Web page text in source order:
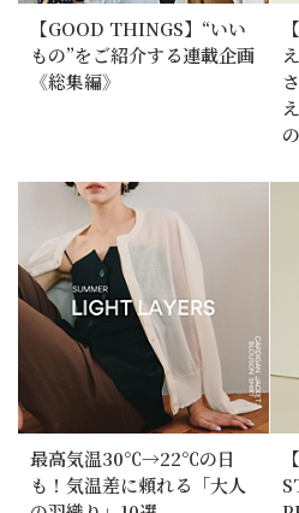
【GOOD THINGS】“いい
もの”をご紹介する連載企画
《総集編》
最高気温30℃→22℃の日
も！気温差に頼れる「大人